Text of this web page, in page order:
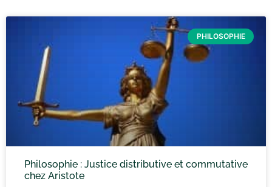
PHILOSOPHIE
Philosophie : Justice distributive et commutative
chez Aristote